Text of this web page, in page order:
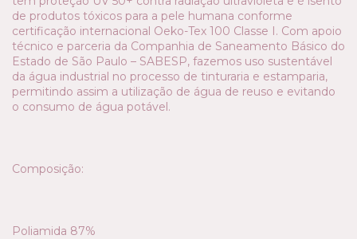
de produtos tóxicos para a pele humana conforme
certificação internacional Oeko-Tex 100 Classe I. Com apoio
técnico e parceria da Companhia de Saneamento Básico do
Estado de São Paulo – SABESP, fazemos uso sustentável
da água industrial no processo de tinturaria e estamparia,
permitindo assim a utilização de água de reuso e evitando
o consumo de água potável.
Composição:
Poliamida 87%